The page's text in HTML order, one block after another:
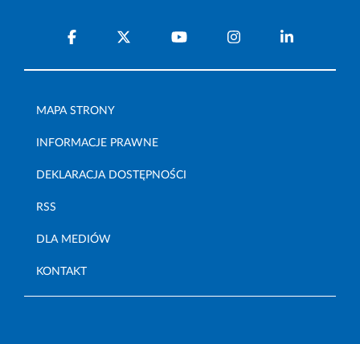
MAPA STRONY
INFORMACJE PRAWNE
DEKLARACJA DOSTĘPNOŚCI
RSS
DLA MEDIÓW
KONTAKT